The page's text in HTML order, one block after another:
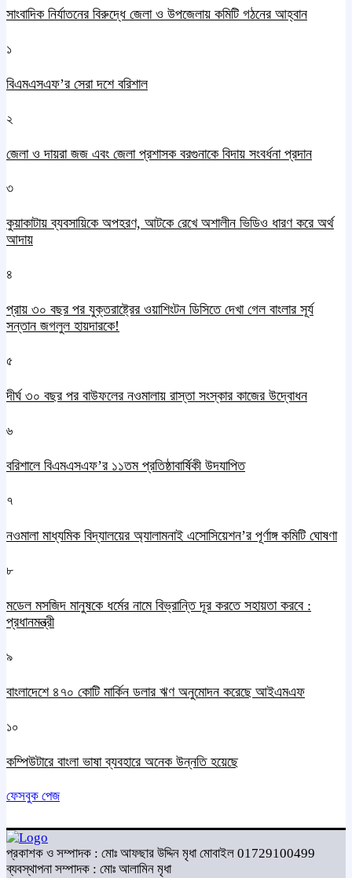
সাংবাদিক নির্যাতনের বিরুদ্ধে জেলা ও উপজেলায় কমিটি গঠনের আহ্বান
১
বিএমএসএফ’র সেরা দশে বরিশাল
২
জেলা ও দায়রা জজ এবং জেলা প্রশাসক বরগুনাকে বিদায় সংবর্ধনা প্রদান
৩
কুয়াকাটায় ব্যবসায়িকে অপহরণ, আটকে রেখে অশালীন ভিডিও ধারণ করে অর্থ
আদায়
৪
প্রায় ৩০ বছর পর যুক্তরাষ্ট্রের ওয়াশিংটন ডিসিতে দেখা গেল বাংলার সূর্য
সন্তান জগলুল হায়দারকে!
৫
দীর্ঘ ৩০ বছর পর বাউফলের নওমালায় রাস্তা সংস্কার কাজের উদ্বোধন
৬
বরিশালে বিএমএসএফ’র ১১তম প্রতিষ্ঠাবার্ষিকী উদযাপিত
৭
নওমালা মাধ্যমিক বিদ্যালয়ের অ্যালামনাই এসোসিয়েশন’র পূর্ণাঙ্গ কমিটি ঘোষণা
৮
মডেল মসজিদ মানুষকে ধর্মের নামে বিভ্রান্তি দূর করতে সহায়তা করবে :
প্রধানমন্ত্রী
৯
বাংলাদেশে ৪৭০ কোটি মার্কিন ডলার ঋণ অনুমোদন করেছে আইএমএফ
১০
কম্পিউটারে বাংলা ভাষা ব্যবহারে অনেক উন্নতি হয়েছে
ফেসবুক পেজ
প্রকাশক ও সম্পাদক : মোঃ আফছার উদ্দিন মৃধা মোবাইল 01729100499
ব্যবস্থাপনা সম্পাদক : মোঃ আলামিন মৃধা